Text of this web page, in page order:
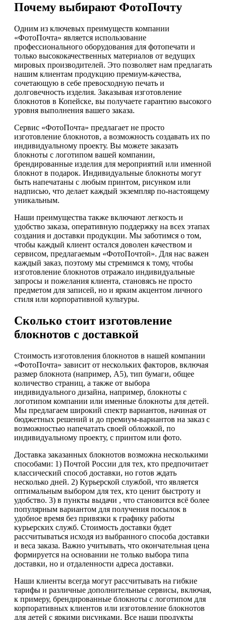
Почему выбирают ФотоПочту
Одним из ключевых преимуществ компании
«ФотоПочта» является использование
профессионального оборудования для фотопечати и
только высококачественных материалов от ведущих
мировых производителей. Это позволяет нам предлагать
нашим клиентам продукцию премиум-качества,
сочетающую в себе превосходную печать и
долговечность изделия. Заказывая изготовление
блокнотов в Копейске, вы получаете гарантию высокого
уровня выполнения вашего заказа.
Сервис «ФотоПочта» предлагает не просто
изготовление блокнотов, а возможность создавать их по
индивидуальному проекту. Вы можете заказать
блокноты с логотипом вашей компании,
брендированные изделия для мероприятий или именной
блокнот в подарок. Индивидуальные блокноты могут
быть напечатаны с любым принтом, рисунком или
надписью, что делает каждый экземпляр по-настоящему
уникальным.
Наши преимущества также включают легкость и
удобство заказа, оперативную поддержку на всех этапах
создания и доставки продукции. Мы заботимся о том,
чтобы каждый клиент остался доволен качеством и
сервисом, предлагаемым «ФотоПочтой». Для нас важен
каждый заказ, поэтому мы стремимся к тому, чтобы
изготовление блокнотов отражало индивидуальные
запросы и пожелания клиента, становясь не просто
предметом для записей, но и ярким акцентом личного
стиля или корпоративной культуры.
Сколько стоит изготовление
блокнотов с доставкой
Стоимость изготовления блокнотов в нашей компании
«ФотоПочта» зависит от нескольких факторов, включая
размер блокнота (например, А5), тип бумаги, общее
количество страниц, а также от выбора
индивидуального дизайна, например, блокноты с
логотипом компании или именные блокноты для детей.
Мы предлагаем широкий спектр вариантов, начиная от
бюджетных решений и до премиум-вариантов на заказ с
возможностью напечатать своей обложкой, по
индивидуальному проекту, с принтом или фото.
Доставка заказанных блокнотов возможна несколькими
способами: 1) Почтой России для тех, кто предпочитает
классический способ доставки, но готов ждать
несколько дней. 2) Курьерской службой, что является
оптимальным выбором для тех, кто ценит быстроту и
удобство. 3) в пункты выдачи , что становится всё более
популярным вариантом для получения посылок в
удобное время без привязки к графику работы
курьерских служб. Стоимость доставки будет
рассчитываться исходя из выбранного способа доставки
и веса заказа. Важно учитывать, что окончательная цена
формируется на основании не только выбора типа
доставки, но и отдаленности адреса доставки.
Наши клиенты всегда могут рассчитывать на гибкие
тарифы и различные дополнительные сервисы, включая,
к примеру, брендированные блокноты с логотипом для
корпоративных клиентов или изготовление блокнотов
для детей с яркими рисунками. Все наши продукты